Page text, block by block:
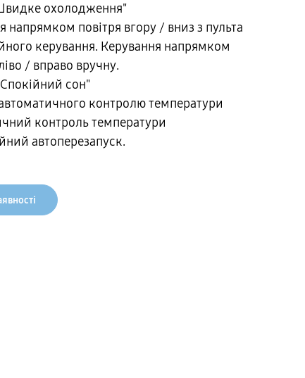
охолодження"
напрямком повітря вгору / вниз з пульта
керування. Керування напрямком
/ вправо вручну.
сон"
контролю температури
контроль температури
автоперезапуск.